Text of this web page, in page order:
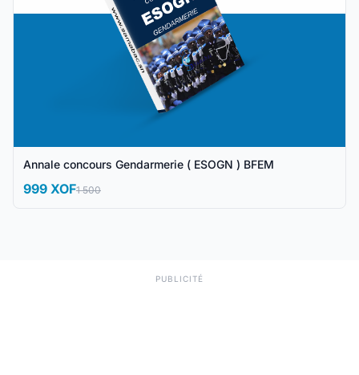
Annale concours Gendarmerie ( ESOGN ) BFEM
999 XOF1 500
PUBLICITÉ